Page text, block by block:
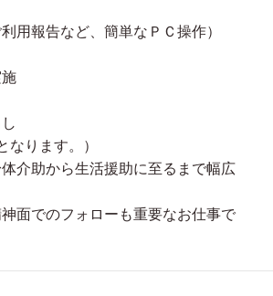
用報告など、簡単なＰＣ操作）
なります。）
介助から生活援助に至るまで幅広
面でのフォローも重要なお仕事で